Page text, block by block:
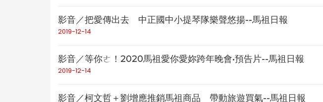
影音／把愛傳出去 中正國中小提琴隊樂聲悠揚--馬祖日報
2019-12-14
影音／等你ㄜ！2020馬祖愛你愛妳跨年晚會•預告片--馬祖日報
2019-12-14
影音／柯文哲＋劉增應推銷馬祖商品 帶動旅遊買氣--馬祖日報